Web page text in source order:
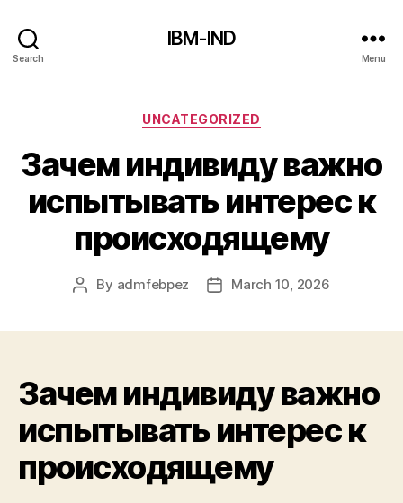
Search
IBM-IND
Menu
Categories
UNCATEGORIZED
Зачем индивиду важно
испытывать интерес к
происходящему
Post
By admfebpez
PostMarch 10, 2026
Зачем индивиду важно
испытывать интерес к
происходящему